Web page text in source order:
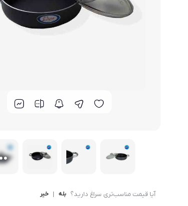
لوازم خانگی مکمل سبد آشپزخانه
آیا قیمت مناسب‌تری سراغ دارید؟ بله | خیر